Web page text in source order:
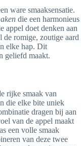
ware smaaksensatie.
die een harmonieus
appel doet denken aan
de romige, zoutige aard
elke hap. Dit
geliefd maakt.
rijke smaak van
die elke bite uniek
dragen bij aan
van de appel maakt
een volle smaak
van deze twee